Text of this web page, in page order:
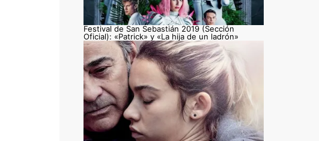
Festival de San Sebastián 2019 (Sección
Oficial): «Patrick» y «La hija de un ladrón»